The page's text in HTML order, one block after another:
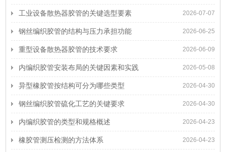
2026-07-07
工业设备散热器胶管的关键选型要素
2026-06-25
钢丝编织胶管的结构与压力承担功能
2026-06-09
重型设备散热器胶管的技术要求
2026-05-08
内编织胶管安装布局的关键因素和实践
2026-04-30
异型橡胶管按结构可分为哪些类型
2026-04-30
钢丝编织胶管硫化工艺的关键要求
2026-04-23
内编织胶管的类型和规格概述
2026-04-23
橡胶管测压检测的方法体系